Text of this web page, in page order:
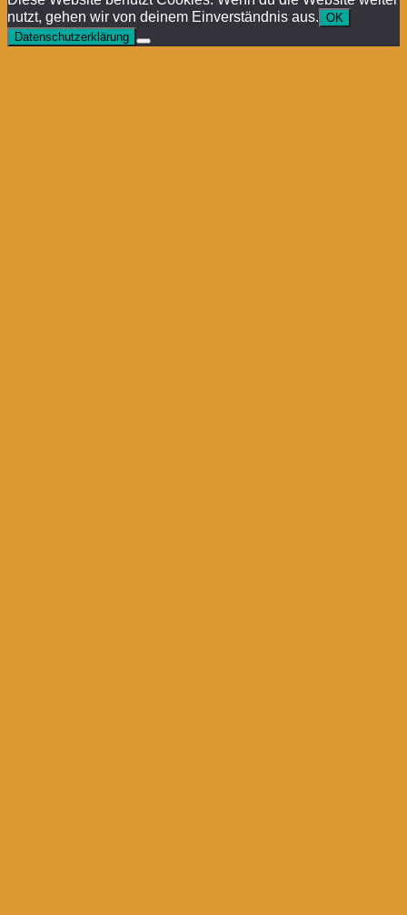
nutzt, gehen wir von deinem Einverständnis aus. OK
Datenschutzerklärung